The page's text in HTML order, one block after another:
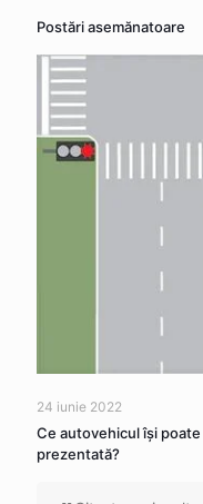
Postări asemănatoare
24 iunie 2022
Ce autovehicul îşi
prezentată?